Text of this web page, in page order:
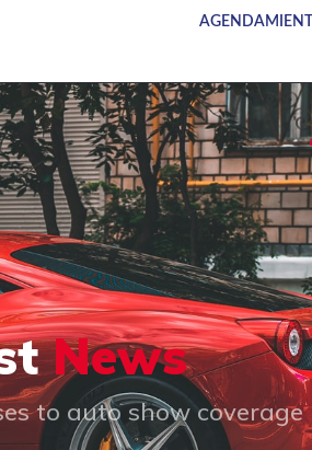
News
to auto show coverage